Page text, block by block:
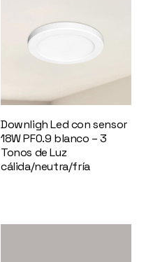
Downligh Led con sensor
18W PF0.9 blanco – 3
Tonos de Luz
cálida/neutra/fría